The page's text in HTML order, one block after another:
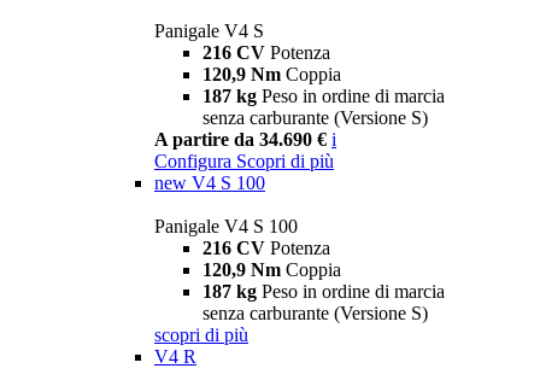
Panigale V4 S
216 CV Potenza
120,9 Nm Coppia
187 kg Peso in ordine di marcia
senza carburante (Versione S)
A partire da 34.690 € i
Configura Scopri di più
new V4 S 100
Panigale V4 S 100
216 CV Potenza
120,9 Nm Coppia
187 kg Peso in ordine di marcia
senza carburante (Versione S)
scopri di più
V4 R